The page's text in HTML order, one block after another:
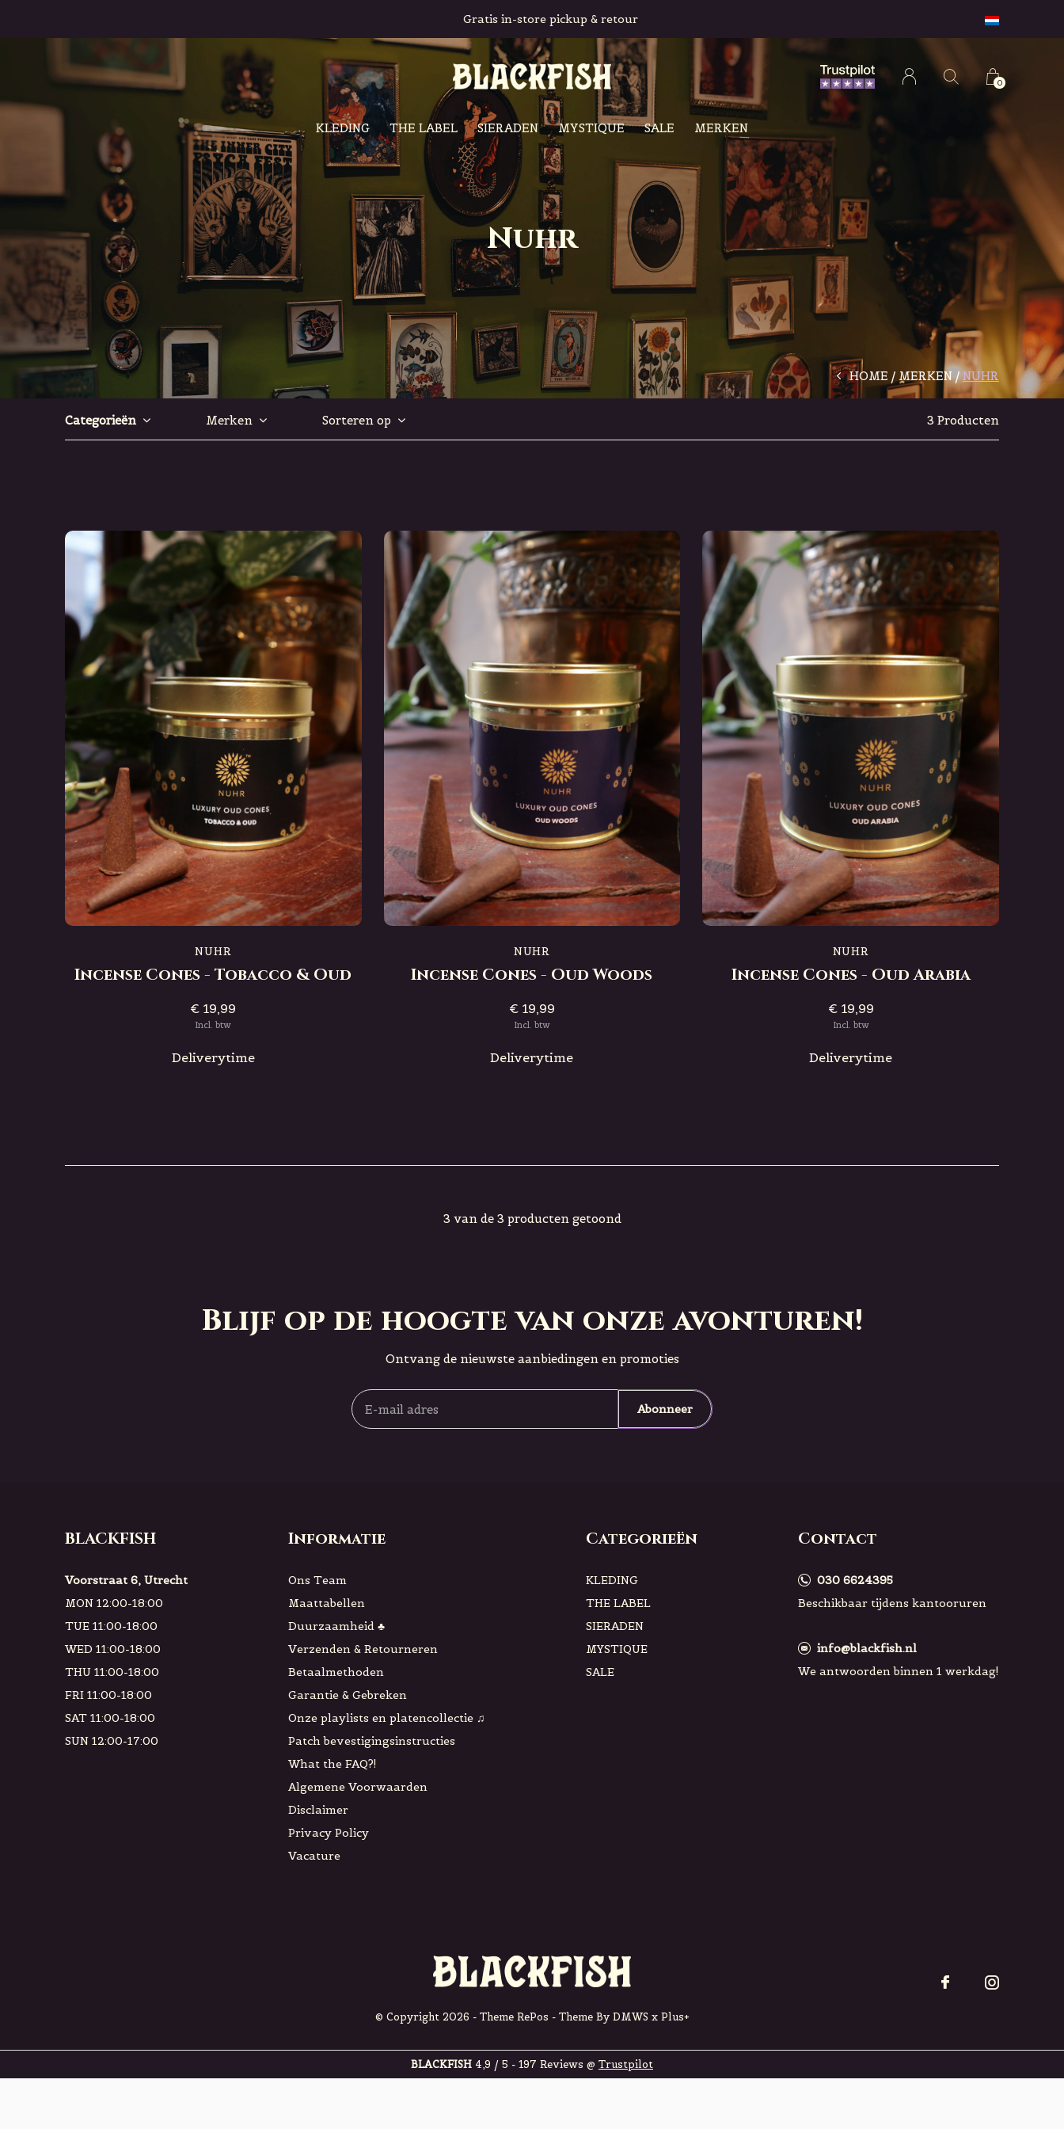
KLEDING THE LABEL SIERADEN MYSTIQUE SALE MERKEN
0
Gratis in-store pickup & retour
Nuhr
HOME MERKEN NUHR
Categorieën Merken Sorteren op 3 Producten
NUHR
Incense Cones - Tobacco & Oud
€ 19,99
Incl. btw
Deliverytime
NUHR
Incense Cones - Oud Woods
€ 19,99
Incl. btw
Deliverytime
NUHR
Incense Cones - Oud Arabia
€ 19,99
Incl. btw
Deliverytime
3 van de 3 producten getoond
Blijf op de hoogte van onze avonturen!
Ontvang de nieuwste aanbiedingen en promoties
Abonneer
BLACKFISH
Voorstraat 6, Utrecht
MON 12:00-18:00
TUE 11:00-18:00
WED 11:00-18:00
THU 11:00-18:00
FRI 11:00-18:00
SAT 11:00-18:00
SUN 12:00-17:00
Informatie
Ons Team
Maattabellen
Duurzaamheid ♣
Verzenden & Retourneren
Betaalmethoden
Garantie & Gebreken
Onze playlists en platencollectie ♫
Patch bevestigingsinstructies
What the FAQ?!
Algemene Voorwaarden
Disclaimer
Privacy Policy
Vacature
Categorieën
KLEDING
THE LABEL
SIERADEN
MYSTIQUE
SALE
Contact
030 6624395
Beschikbaar tijdens kantooruren
info@blackfish.nl
We antwoorden binnen 1 werkdag!
© Copyright 2026 - Theme RePos - Theme By DMWS x Plus+
BLACKFISH 4,9 / 5 - 197 Reviews @ Trustpilot